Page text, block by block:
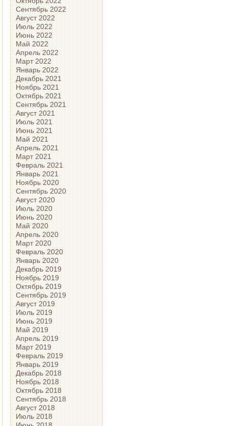
Сентябрь 2022
Август 2022
Июль 2022
Июнь 2022
Май 2022
Апрель 2022
Март 2022
Январь 2022
Декабрь 2021
Ноябрь 2021
Октябрь 2021
Сентябрь 2021
Август 2021
Июль 2021
Июнь 2021
Май 2021
Апрель 2021
Март 2021
Февраль 2021
Январь 2021
Ноябрь 2020
Сентябрь 2020
Август 2020
Июль 2020
Июнь 2020
Май 2020
Апрель 2020
Март 2020
Февраль 2020
Январь 2020
Декабрь 2019
Ноябрь 2019
Октябрь 2019
Сентябрь 2019
Август 2019
Июль 2019
Июнь 2019
Май 2019
Апрель 2019
Март 2019
Февраль 2019
Январь 2019
Декабрь 2018
Ноябрь 2018
Октябрь 2018
Сентябрь 2018
Август 2018
Июль 2018